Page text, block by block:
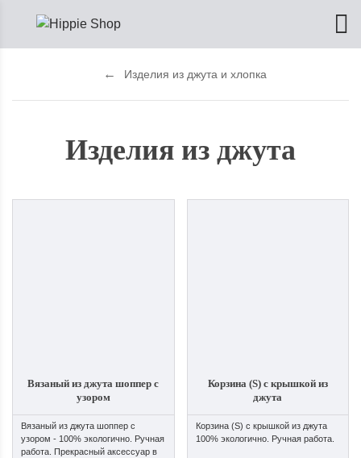
Изделия из джута и хлопка
Изделия из джута
Вязаный из джута шоппер с
узором
Вязаный из джута шоппер с
узором - 100% экологично. Ручная
работа. Прекрасный аксессуар в
Корзина (S) с крышкой из
джута
Корзина (S) с крышкой из джута
100% экологично. Ручная работа.